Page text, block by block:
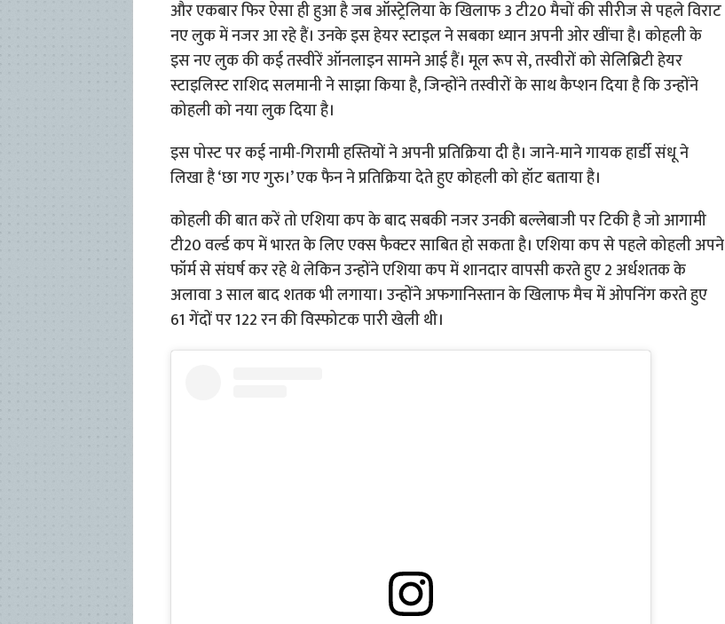
और एकबार फिर ऐसा ही हुआ है जब ऑस्ट्रेलिया के खिलाफ 3 टी20 मैचों की सीरीज से पहले विराट
नए लुक में नजर आ रहे हैं। उनके इस हेयर स्टाइल ने सबका ध्यान अपनी ओर खींचा है। कोहली के
इस नए लुक की कई तस्वीरें ऑनलाइन सामने आई हैं। मूल रूप से, तस्वीरों को सेलिब्रिटी हेयर
स्टाइलिस्ट राशिद सलमानी ने साझा किया है, जिन्होंने तस्वीरों के साथ कैप्शन दिया है कि उन्होंने
कोहली को नया लुक दिया है।
इस पोस्ट पर कई नामी-गिरामी हस्तियों ने अपनी प्रतिक्रिया दी है। जाने-माने गायक हार्डी संधू ने
लिखा है ‘छा गए गुरु।’ एक फैन ने प्रतिक्रिया देते हुए कोहली को हॉट बताया है।
कोहली की बात करें तो एशिया कप के बाद सबकी नजर उनकी बल्लेबाजी पर टिकी है जो आगामी
टी20 वर्ल्ड कप में भारत के लिए एक्स फैक्टर साबित हो सकता है। एशिया कप से पहले कोहली अपने
फॉर्म से संघर्ष कर रहे थे लेकिन उन्होंने एशिया कप में शानदार वापसी करते हुए 2 अर्धशतक के
अलावा 3 साल बाद शतक भी लगाया। उन्होंने अफगानिस्तान के खिलाफ मैच में ओपनिंग करते हुए
61 गेंदों पर 122 रन की विस्फोटक पारी खेली थी।